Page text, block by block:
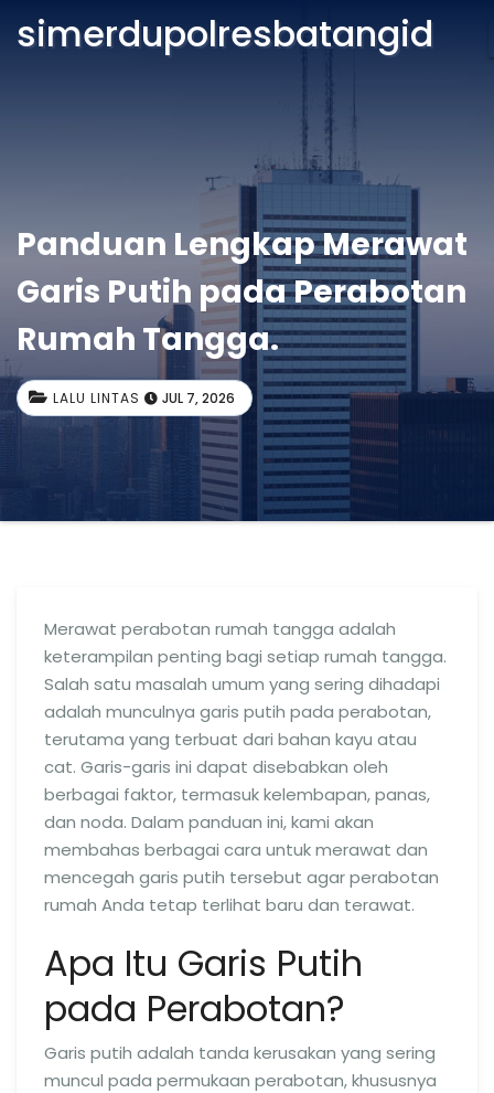
simerdupolresbatangid
Panduan Lengkap Merawat
Garis Putih pada Perabotan
Rumah Tangga.
LALU LINTAS JUL 7, 2026
Merawat perabotan rumah tangga adalah
keterampilan penting bagi setiap rumah tangga.
Salah satu masalah umum yang sering dihadapi
adalah munculnya garis putih pada perabotan,
terutama yang terbuat dari bahan kayu atau
cat. Garis-garis ini dapat disebabkan oleh
berbagai faktor, termasuk kelembapan, panas,
dan noda. Dalam panduan ini, kami akan
membahas berbagai cara untuk merawat dan
mencegah garis putih tersebut agar perabotan
rumah Anda tetap terlihat baru dan terawat.
Apa Itu Garis Putih
pada Perabotan?
Garis putih adalah tanda kerusakan yang sering
muncul pada permukaan perabotan, khususnya